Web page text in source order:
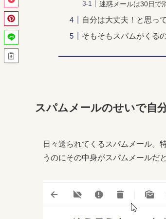
迷惑メールは30日で
自分は大丈夫！と思っ
そもそもスパムがくる
スパムメールのせいで自
日々送られてくるスパムメール。
うのにその中身がスパムメールだ